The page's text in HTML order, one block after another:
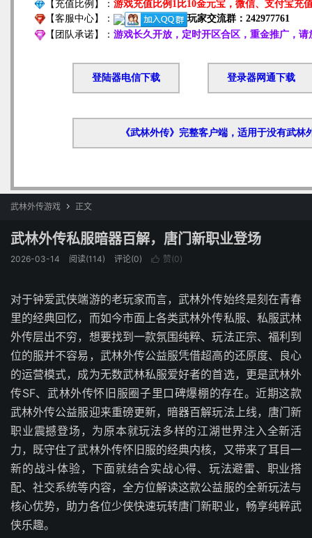
武林外传游戏  正文
武林外传私服暗器百解，唐门新职业登场
2026-03-14 阅读(114) 评论(0)  赞(0)
对于钟爱武侠端游的老玩家而言，武林外传始终是刻在青春
里的经典回忆，而如今市面上各类武林外传私服、私服武林
外传层出不穷，想要找到一款氛围纯粹、玩法正宗、福利到
位的服并不容易，武林外传公益服凭借超高的还原度、良心
的运营模式，成为无数武林私服爱好者的首选，更是武林外
传SF、武林外传怀旧服圈子里口碑爆棚的存在。近期这款
武林外传公益服迎来重磅更新，暗器百解玩法上线，唐门新
职业震撼登场，为原本就玩法多样的江湖世界注入全新活
力，既守住了武林外传怀旧服的经典内核，又带来了耳目一
新的战斗体验，下面就结合实战心得、玩法避雷、职业搭
配、社交系统等内容，全方位解读这款公益服的全新玩法与
核心优势，助力各位少侠快速玩转唐门新职业，畅享纯粹武
侠乐趣。